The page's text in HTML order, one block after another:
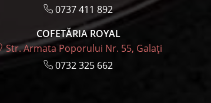
0737 411 892
COFETĂRIA ROYAL
Str. Armata Poporului Nr. 55, Galați
0732 325 662